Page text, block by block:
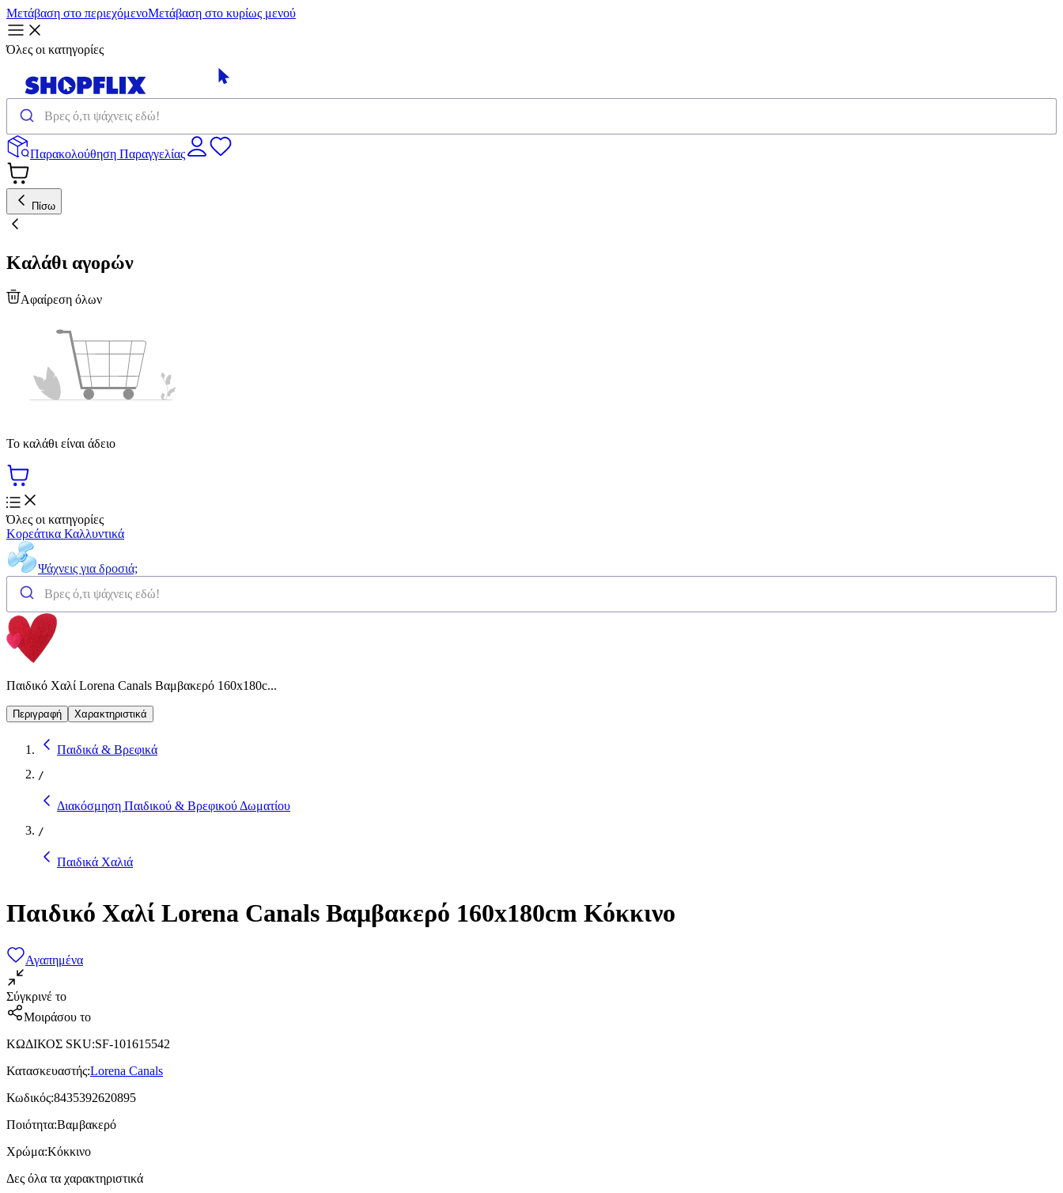
Μετάβαση στο περιεχόμενοΜετάβαση στο κυρίως μενού
Όλες οι κατηγορίες
Παρακολούθηση Παραγγελίας
Πίσω
Καλάθι αγορών
Αφαίρεση όλων
Το καλάθι είναι άδειο
Όλες οι κατηγορίες
Κορεάτικα Καλλυντικά
Ψάχνεις για δροσιά;
Παιδικό Χαλί Lorena Canals Βαμβακερό 160x180c...
Περιγραφή Χαρακτηριστικά
Παιδικά & Βρεφικά
/
Διακόσμηση Παιδικού & Βρεφικού Δωματίου
/
Παιδικά Χαλιά
Παιδικό Χαλί Lorena Canals Βαμβακερό 160x180cm Κόκκινο
Αγαπημένα
Σύγκρινέ το
Μοιράσου το
ΚΩΔΙΚΟΣ SKU:SF-101615542
Κατασκευαστής:Lorena Canals
Κωδικός:8435392620895
Ποιότητα:Βαμβακερό
Χρώμα:Κόκκινο
Δες όλα τα χαρακτηριστικά